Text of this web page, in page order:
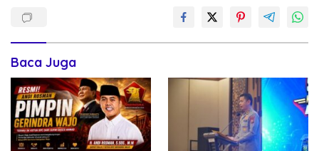
Baca Juga